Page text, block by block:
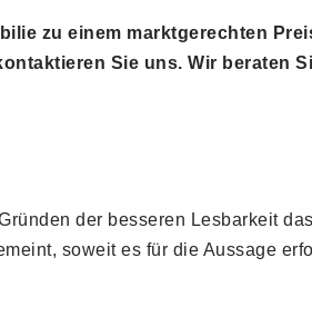
zu einem marktgerechten
Sie uns. Wir beraten
der besseren Lesbarkeit
soweit es für die Aussage